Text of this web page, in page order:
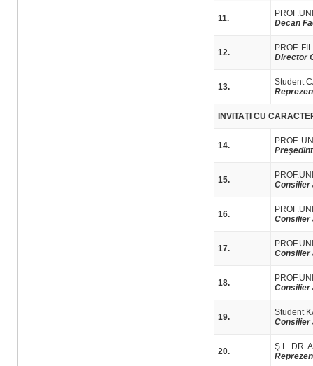
11.
Decan
12.
PROF.
Director
13.
Student
INVITAŢI CU
14.
PROF.
15.
Consilier
16.
Consilier
17.
Consilier
18.
Consilier
19.
Student
Consilier
20.
Ş.L. DR.